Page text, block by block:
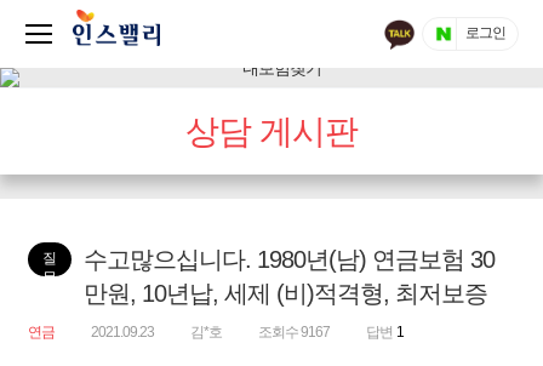
로그인
상담 게시판
질
문
수고많으십니다. 1980년(남) 연금보험 30
만원, 10년납, 세제 (비)적격형, 최저보증
연금 2021.09.23 김*호 조회수 9167 답변 1